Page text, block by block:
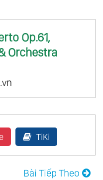
Op.61,
Orchestra
TiKi
Bài Tiếp Theo